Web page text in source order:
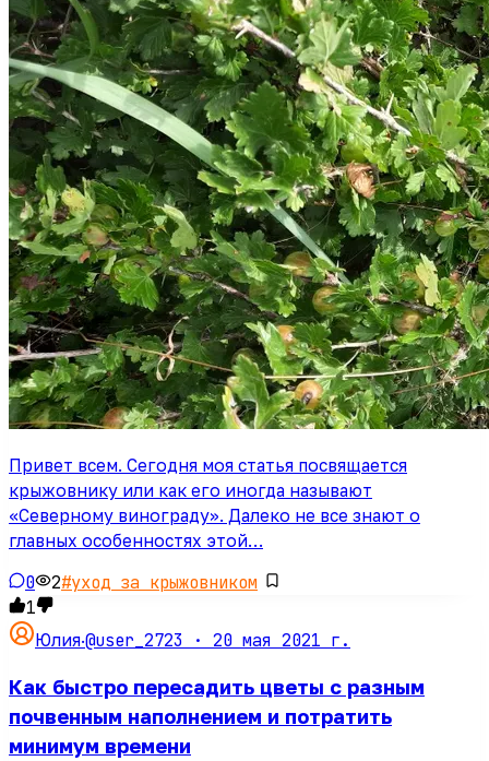
Привет всем. Сегодня моя статья посвящается
крыжовнику или как его иногда называют
«Северному винограду». Далеко не все знают о
главных особенностях этой…
0 2#уход за крыжовником
1
Юлия·@user_2723 · 20 мая 2021 г.
Как быстро пересадить цветы с разным
почвенным наполнением и потратить
минимум времени